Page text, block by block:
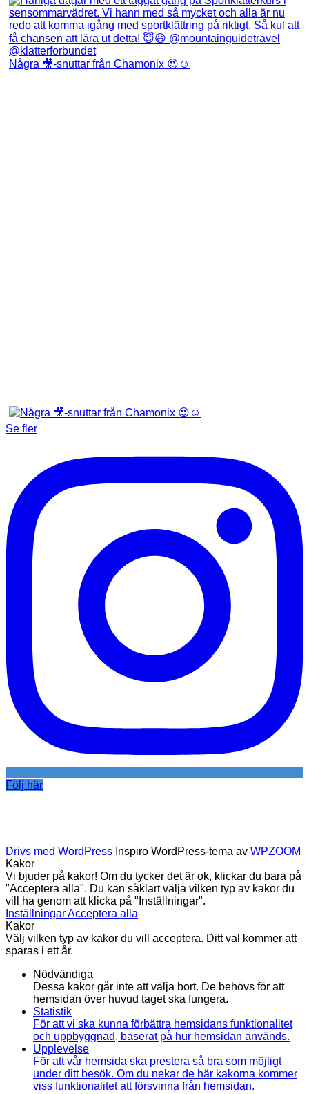
Några 🎥-snuttar från Chamonix 😍☺️
Se fler
Följ här
Drivs med WordPress Inspiro WordPress-tema av WPZOOM
Kakor
Vi bjuder på kakor! Om du tycker det är ok, klickar du bara på
"Acceptera alla". Du kan såklart välja vilken typ av kakor du
vill ha genom att klicka på "Inställningar".
InställningarAcceptera alla
Kakor
Välj vilken typ av kakor du vill acceptera. Ditt val kommer att
sparas i ett år.
Nödvändiga
Dessa kakor går inte att välja bort. De behövs för att
hemsidan över huvud taget ska fungera.
Statistik
För att vi ska kunna förbättra hemsidans funktionalitet
och uppbyggnad, baserat på hur hemsidan används.
Upplevelse
För att vår hemsida ska prestera så bra som möjligt
under ditt besök. Om du nekar de här kakorna kommer
viss funktionalitet att försvinna från hemsidan.